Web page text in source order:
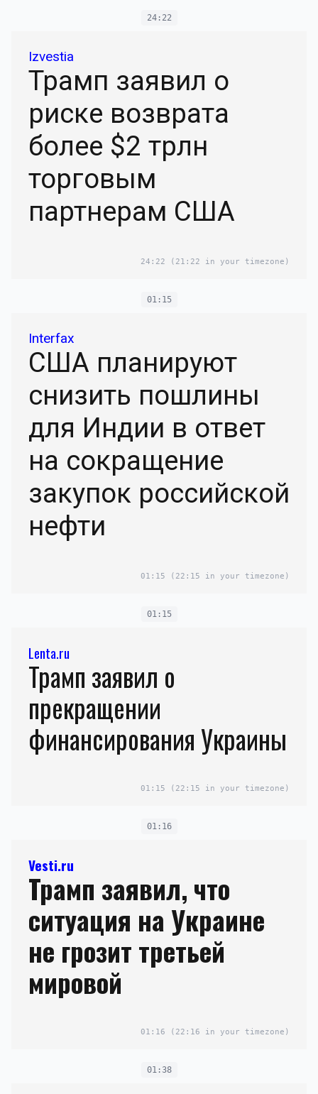
24:22
Izvestia
Трамп заявил о
риске возврата
более $2 трлн
торговым
партнерам США
24:22 (21:22 in your timezone)
01:15
Interfax
США планируют
снизить пошлины
для Индии в ответ
на сокращение
закупок российской
нефти
01:15 (22:15 in your timezone)
01:15
Lenta.ru
Трамп заявил о
прекращении
финансирования Украины
01:15 (22:15 in your timezone)
01:16
Vesti.ru
Трамп заявил, что
ситуация на Украине
не грозит третьей
мировой
01:16 (22:16 in your timezone)
01:38